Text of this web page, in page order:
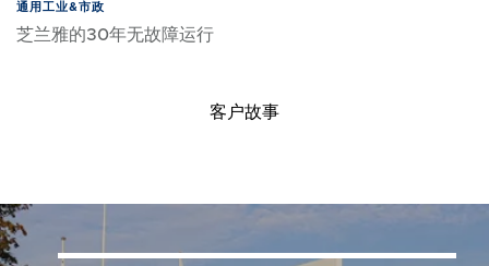
通用工业&市政
芝兰雅的30年无故障运行
客户故事